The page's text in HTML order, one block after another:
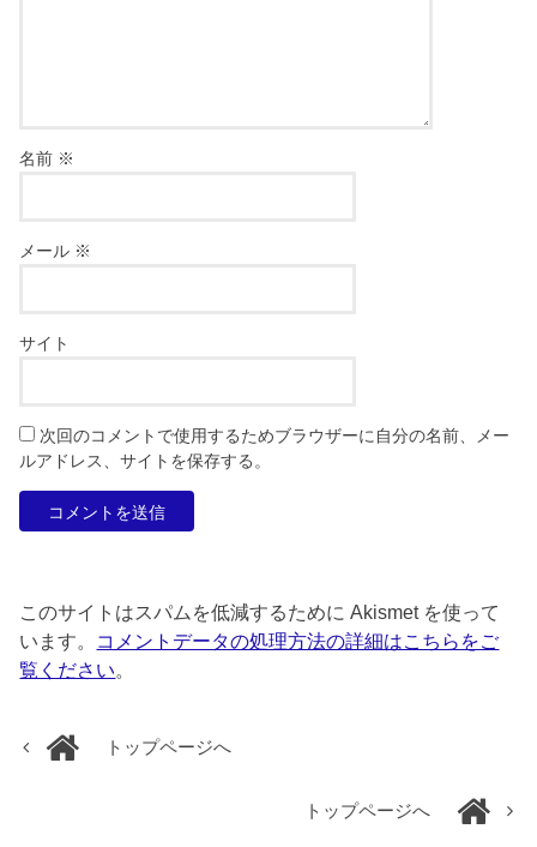
名前 ※
メール ※
サイト
次回のコメントで使用するためブラウザーに自分の名前、メー
ルアドレス、サイトを保存する。
このサイトはスパムを低減するために Akismet を使って
います。 コメントデータの処理方法の詳細はこちらをご
覧ください。
トップページへ
トップページへ